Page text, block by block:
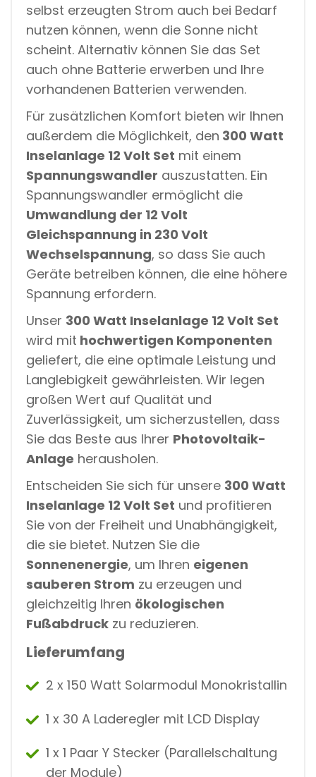
selbst erzeugten Strom auch bei Bedarf
nutzen können, wenn die Sonne nicht
scheint. Alternativ können Sie das Set
auch ohne Batterie erwerben und Ihre
vorhandenen Batterien verwenden.
Für zusätzlichen Komfort bieten wir Ihnen
außerdem die Möglichkeit, den 300 Watt
Inselanlage 12 Volt Set mit einem
Spannungswandler auszustatten. Ein
Spannungswandler ermöglicht die
Umwandlung der 12 Volt
Gleichspannung in 230 Volt
Wechselspannung, so dass Sie auch
Geräte betreiben können, die eine höhere
Spannung erfordern.
Unser 300 Watt Inselanlage 12 Volt Set
wird mit hochwertigen Komponenten
geliefert, die eine optimale Leistung und
Langlebigkeit gewährleisten. Wir legen
großen Wert auf Qualität und
Zuverlässigkeit, um sicherzustellen, dass
Sie das Beste aus Ihrer Photovoltaik-
Anlage herausholen.
Entscheiden Sie sich für unsere 300 Watt
Inselanlage 12 Volt Set und profitieren
Sie von der Freiheit und Unabhängigkeit,
die sie bietet. Nutzen Sie die
Sonnenenergie, um Ihren eigenen
sauberen Strom zu erzeugen und
gleichzeitig Ihren ökologischen
Fußabdruck zu reduzieren.
Lieferumfang
2 x 150 Watt Solarmodul Monokristallin
1 x 30 A Laderegler mit LCD Display
1 x 1 Paar Y Stecker (Parallelschaltung
der Module)